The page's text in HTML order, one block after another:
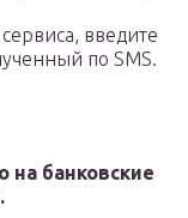
введите
по SMS.
на банковские